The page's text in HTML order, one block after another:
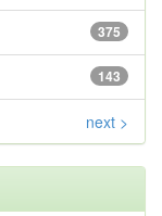
375
143
next >